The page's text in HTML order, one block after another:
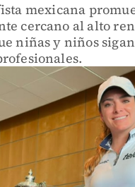
mexicana
cercano al alto
niñas y niños